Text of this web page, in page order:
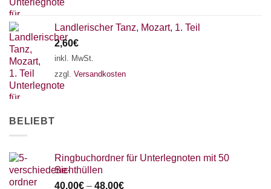
Landlerischer Tanz, Mozart, 1. Teil
2,60€
inkl. MwSt.
zzgl. Versandkosten
BELIEBT
Ringbuchordner für Unterlegnoten mit 50
Sichthüllen
40,00€ – 48,00€